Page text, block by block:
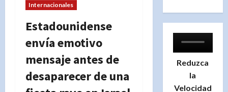
Internacionales
Estadounidense
envía emotivo
mensaje antes de
desaparecer de una
Reduzca
la
Velocidad